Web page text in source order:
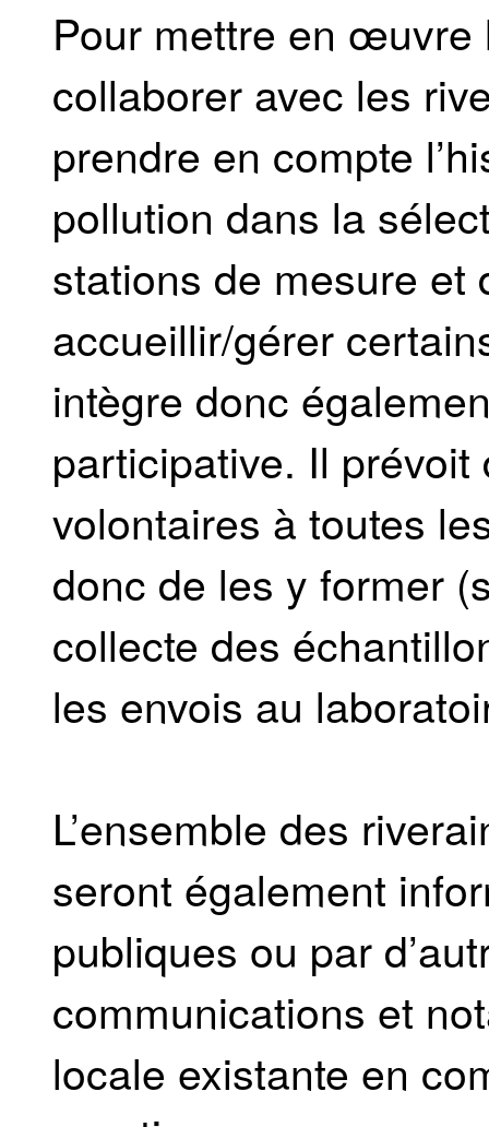
Pour mettre en œuvre
collaborer avec les
prendre en compte
pollution dans la
stations de mesure et
accueillir/gérer
intègre donc
participative. Il prévoit
volontaires à toutes
donc de les y former
collecte des
les envois au
L’ensemble des
seront également
publiques ou par
communications et
locale existante en